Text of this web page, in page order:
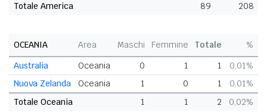
Totale America
89 208
OCEANIA Area Maschi Femmine Totale
%
Australia
Oceania 0 1 1
0,01%
Nuova Zelanda
Oceania 1 0 1
0,01%
Totale Oceania
1 1 2 0,02%